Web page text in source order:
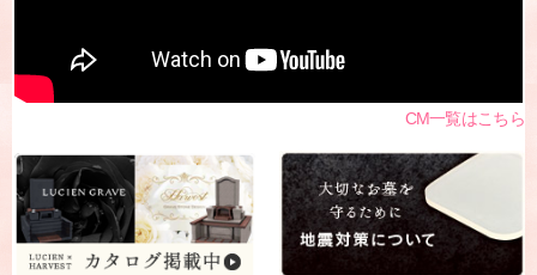
CM一覧はこちら